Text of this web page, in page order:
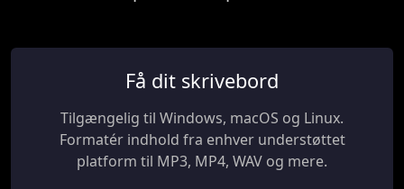
Få dit skrivebord
Tilgængelig til Windows, macOS og Linux.
Formatér indhold fra enhver understøttet
platform til MP3, MP4, WAV og mere.